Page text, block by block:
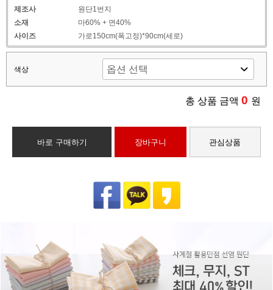
제조사
원단1번지
소재
마60% + 면40%
사이즈
가로150cm(폭고정)*90cm(세로)
색상
총 상품 금액 0 원
바로 구매하기 장바구니 관심상품